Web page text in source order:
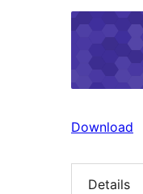
Download
Details